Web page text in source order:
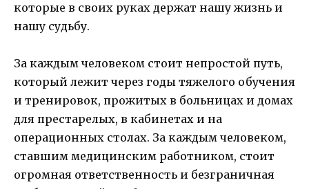
которые в своих руках держат нашу жизнь и
нашу судьбу.
За каждым человеком стоит непростой путь,
который лежит через годы тяжелого обучения
и тренировок, прожитых в больницах и домах
для престарелых, в кабинетах и на
операционных столах. За каждым человеком,
ставшим медицинским работником, стоит
огромная ответственность и безграничная